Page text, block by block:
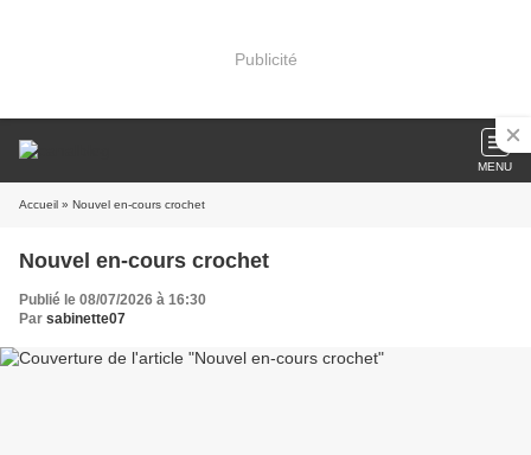
Publicité
MENU
Accueil » Nouvel en-cours crochet
Nouvel en-cours crochet
Publié le 08/07/2026 à 16:30
Par sabinette07